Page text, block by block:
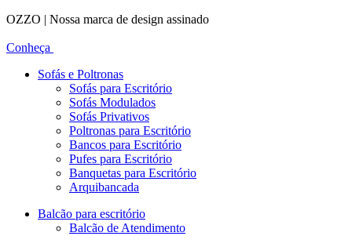
OZZO | Nossa marca de design assinado
Conheça
Sofás e Poltronas
Sofás para Escritório
Sofás Modulados
Sofás Privativos
Poltronas para Escritório
Bancos para Escritório
Pufes para Escritório
Banquetas para Escritório
Arquibancada
Balcão para escritório
Balcão de Atendimento